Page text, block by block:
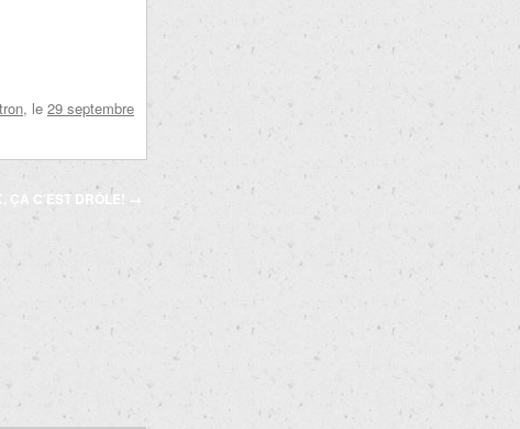
, le 29 septembre
ÇA C’EST DRÔLE! →